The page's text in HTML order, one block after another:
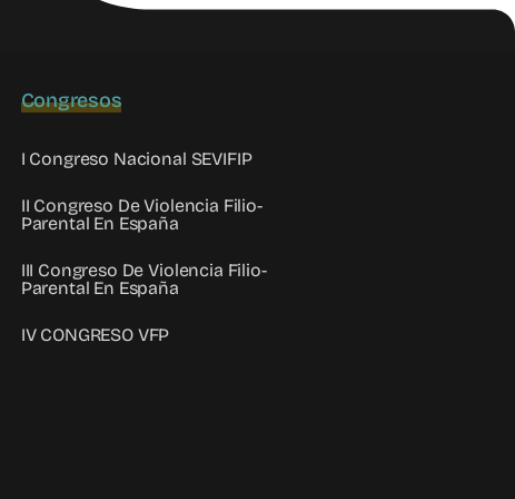
Congresos
I Congreso Nacional SEVIFIP
II Congreso De Violencia Filio-
Parental En España
III Congreso De Violencia Filio-
Parental En España
IV CONGRESO VFP